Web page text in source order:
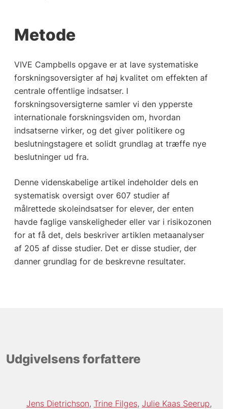
Metode
VIVE Campbells opgave er at lave systematiske
forskningsoversigter af høj kvalitet om effekten af
centrale offentlige indsatser. I
forskningsoversigterne samler vi den ypperste
internationale forskningsviden om, hvordan
indsatserne virker, og det giver politikere og
beslutningstagere et solidt grundlag at træffe nye
beslutninger ud fra.
Denne videnskabelige artikel indeholder dels en
systematisk oversigt over 607 studier af
målrettede skoleindsatser for elever, der enten
havde faglige vanskeligheder eller var i risikozonen
for at få det, dels beskriver artiklen metaanalyser
af 205 af disse studier. Det er disse studier, der
danner grundlag for de beskrevne resultater.
Udgivelsens forfattere
Jens Dietrichson Trine Filges Julie Kaas Seerup